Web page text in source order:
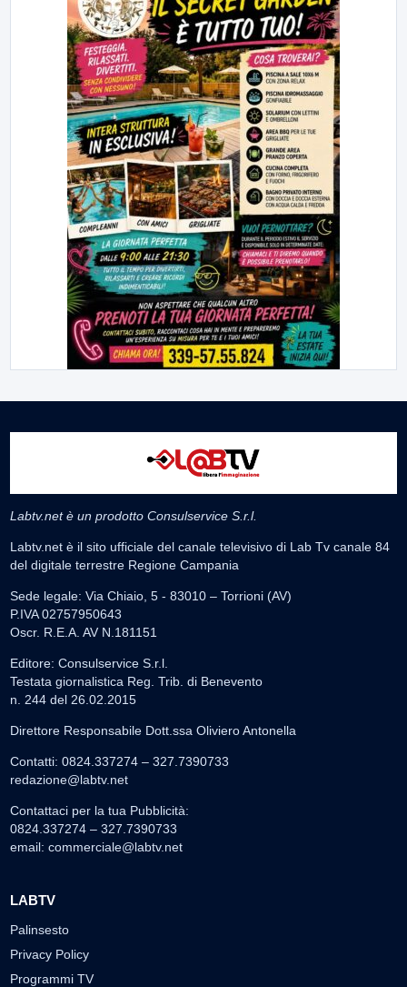
Labtv.net è un prodotto Consulservice S.r.l.
Labtv.net è il sito ufficiale del canale televisivo di Lab Tv canale 84
del digitale terrestre Regione Campania
Sede legale: Via Chiaio, 5 - 83010 – Torrioni (AV)
P.IVA 02757950643
Oscr. R.E.A. AV N.181151
Editore: Consulservice S.r.l.
Testata giornalistica Reg. Trib. di Benevento
n. 244 del 26.02.2015
Direttore Responsabile Dott.ssa Oliviero Antonella
Contatti: 0824.337274 – 327.7390733
redazione@labtv.net
Contattaci per la tua Pubblicità:
0824.337274 – 327.7390733
email: commerciale@labtv.net
LABTV
Palinsesto
Privacy Policy
Programmi TV